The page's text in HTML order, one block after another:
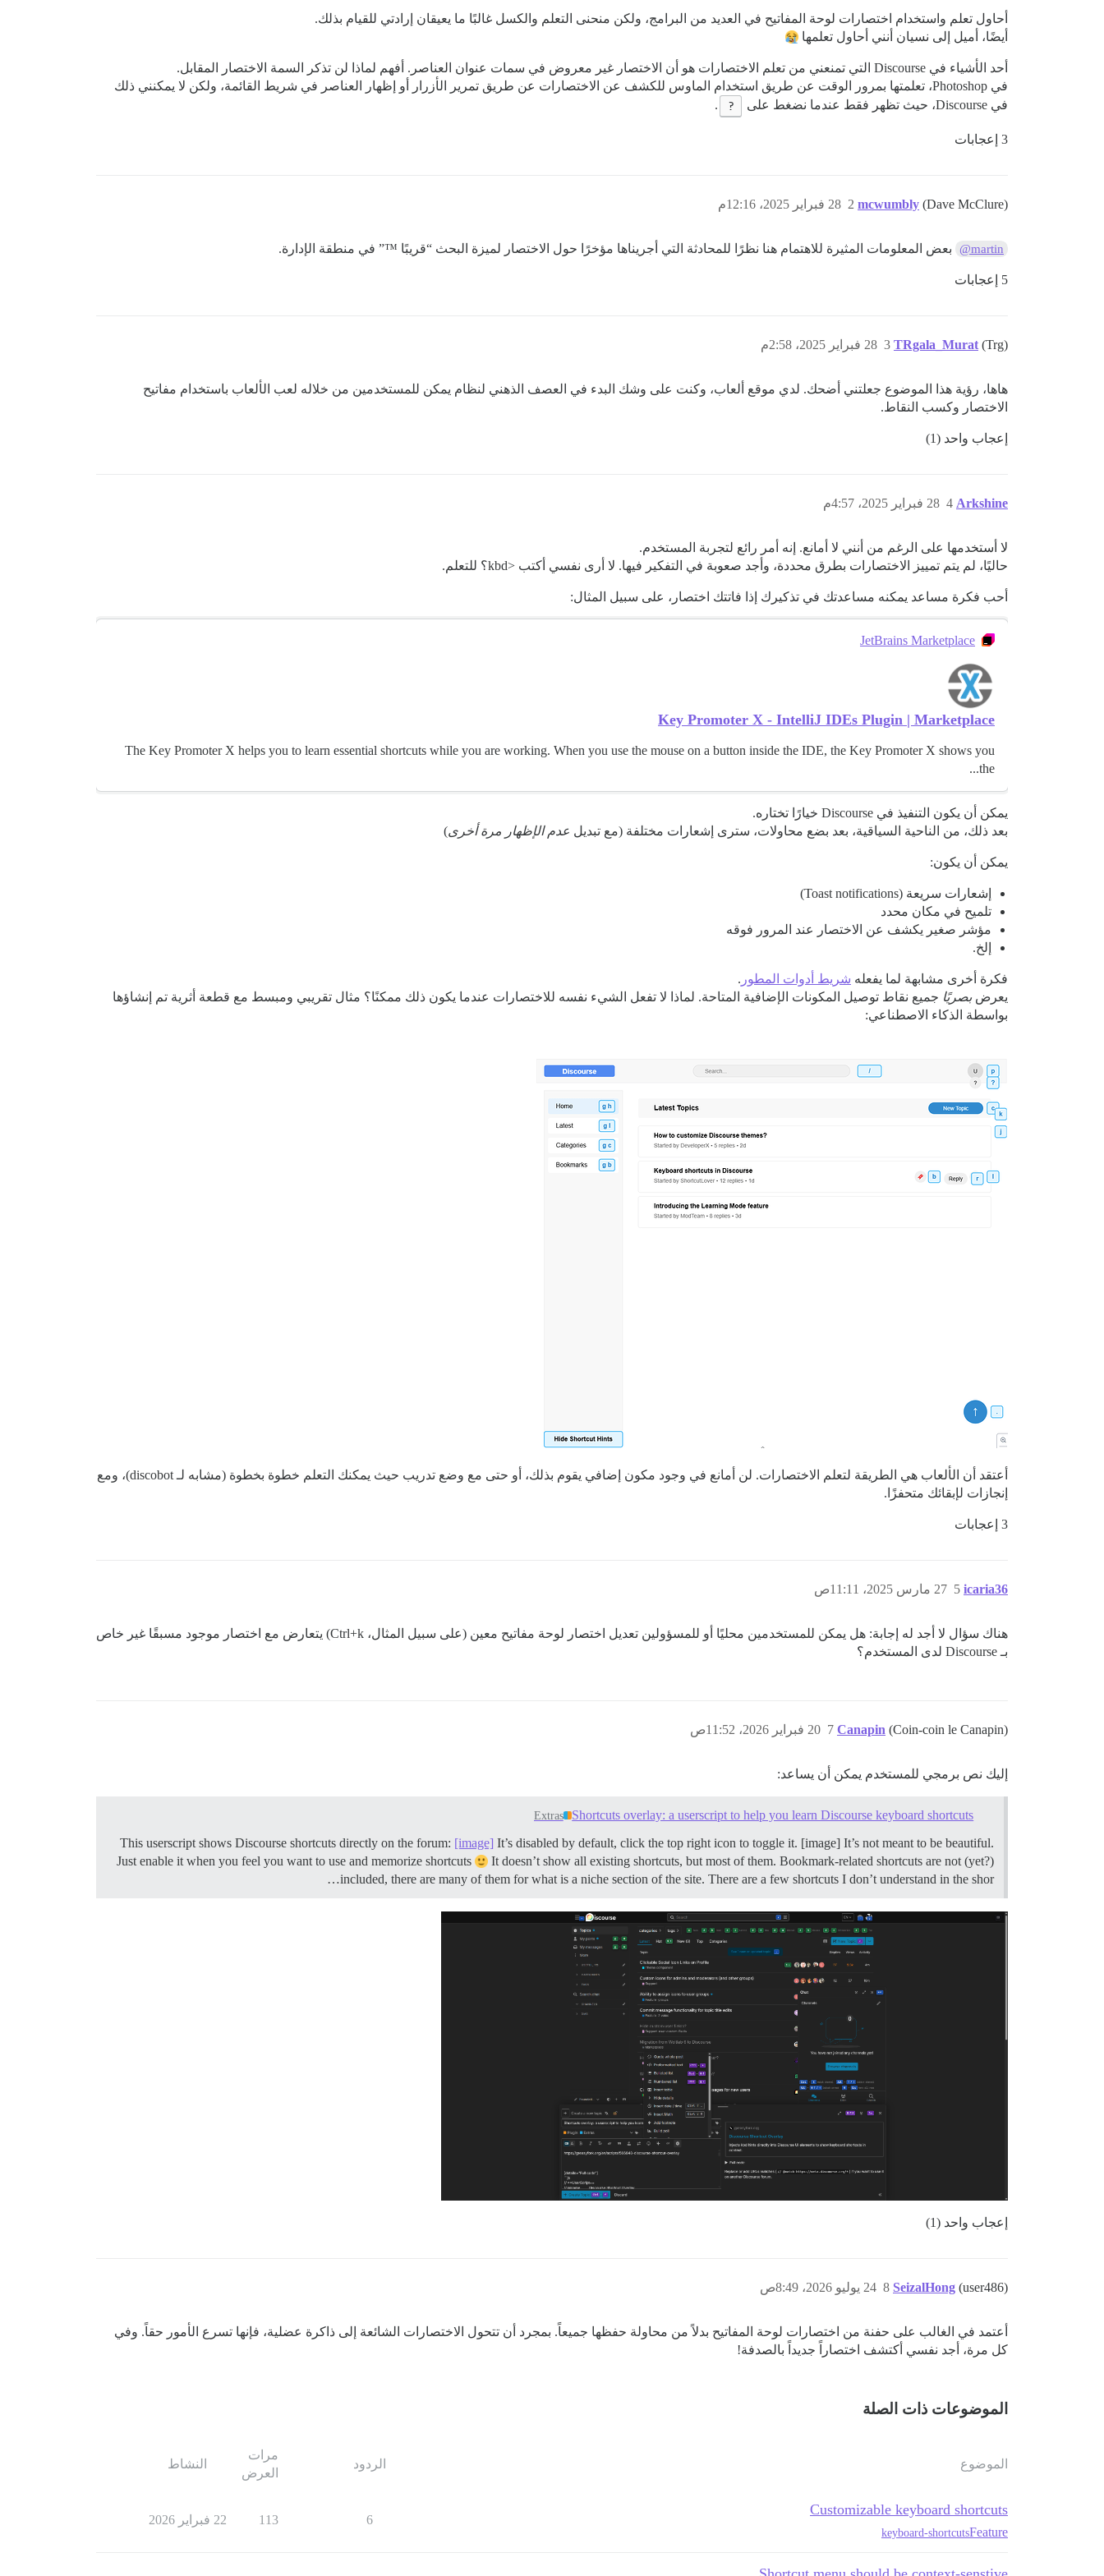
أحاول تعلم واستخدام اختصارات لوحة المفاتيح في العديد من البرامج، ولكن منحنى التعلم والكسل غالبًا ما يعيقان إرادتي للقيام بذلك.
أيضًا، أميل إلى نسيان أنني أحاول تعلمها
أحد الأشياء في Discourse التي تمنعني من تعلم الاختصارات هو أن الاختصار غير معروض في سمات عنوان العناصر. أفهم لماذا لن تذكر السمة الاختصار المقابل.
في Photoshop، تعلمتها بمرور الوقت عن طريق استخدام الماوس للكشف عن الاختصارات عن طريق تمرير الأزرار أو إظهار العناصر في شريط القائمة، ولكن لا يمكنني ذلك
في Discourse، حيث تظهر فقط عندما نضغط على
?
.
3 إعجابات
mcwumbly (Dave McClure) 28 فبراير 2025، 12:16م 2
@martin بعض المعلومات المثيرة للاهتمام هنا نظرًا للمحادثة التي أجريناها مؤخرًا حول الاختصار لميزة البحث “قريبًا ™” في منطقة الإدارة.
5 إعجابات
TRgala_Murat (Trg) 28 فبراير 2025، 2:58م 3
هاها، رؤية هذا الموضوع جعلتني أضحك. لدي موقع ألعاب، وكنت على وشك البدء في العصف الذهني لنظام يمكن للمستخدمين من خلاله لعب الألعاب باستخدام مفاتيح
الاختصار وكسب النقاط.
إعجاب واحد (1)
Arkshine 28 فبراير 2025، 4:57م 4
لا أستخدمها على الرغم من أنني لا أمانع. إنه أمر رائع لتجربة المستخدم.
حاليًا، لم يتم تمييز الاختصارات بطرق محددة، وأجد صعوبة في التفكير فيها. لا أرى نفسي أكتب <kbd؟ للتعلم.
أحب فكرة مساعد يمكنه مساعدتك في تذكيرك إذا فاتتك اختصار، على سبيل المثال:
JetBrains Marketplace
Key Promoter X - IntelliJ IDEs Plugin | Marketplace
The Key Promoter X helps you to learn essential shortcuts while you are working. When you use the mouse on a button inside the IDE, the Key Promoter X shows you
the...
يمكن أن يكون التنفيذ في Discourse خيارًا تختاره.
بعد ذلك، من الناحية السياقية، بعد بضع محاولات، سترى إشعارات مختلفة (مع تبديل عدم الإظهار مرة أخرى)
يمكن أن يكون:
إشعارات سريعة (Toast notifications)
تلميح في مكان محدد
مؤشر صغير يكشف عن الاختصار عند المرور فوقه
إلخ.
فكرة أخرى مشابهة لما يفعله شريط أدوات المطور .
يعرض بصريًا جميع نقاط توصيل المكونات الإضافية المتاحة. لماذا لا تفعل الشيء نفسه للاختصارات عندما يكون ذلك ممكنًا؟ مثال تقريبي ومبسط مع قطعة أثرية تم إنشاؤها
بواسطة الذكاء الاصطناعي:
أعتقد أن الألعاب هي الطريقة لتعلم الاختصارات. لن أمانع في وجود مكون إضافي يقوم بذلك، أو حتى مع وضع تدريب حيث يمكنك التعلم خطوة بخطوة (مشابه لـ discobot)، ومع
إنجازات لإبقائك متحفزًا.
3 إعجابات
icaria36 27 مارس 2025، 11:11ص 5
هناك سؤال لا أجد له إجابة: هل يمكن للمستخدمين محليًا أو للمسؤولين تعديل اختصار لوحة مفاتيح معين (على سبيل المثال، Ctrl+k) يتعارض مع اختصار موجود مسبقًا غير خاص
بـ Discourse لدى المستخدم؟
Canapin (Coin-coin le Canapin) 20 فبراير 2026، 11:52ص 7
إليك نص برمجي للمستخدم يمكن أن يساعد:
Shortcuts overlay: a userscript to help you learn Discourse keyboard shortcuts
Extras
This userscript shows Discourse shortcuts directly on the forum: [image] It’s disabled by default, click the top right icon to toggle it. [image] It’s not meant to be beautiful.
Just enable it when you feel you want to use and memorize shortcuts
It doesn’t show all existing shortcuts, but most of them. Bookmark-related shortcuts are not (yet?)
included, there are many of them for what is a niche section of the site. There are a few shortcuts I don’t understand in the shor…
إعجاب واحد (1)
SeizalHong (user486) 24 يوليو 2026، 8:49ص 8
أعتمد في الغالب على حفنة من اختصارات لوحة المفاتيح بدلاً من محاولة حفظها جميعاً. بمجرد أن تتحول الاختصارات الشائعة إلى ذاكرة عضلية، فإنها تسرع الأمور حقاً. وفي
كل مرة، أجد نفسي أكتشف اختصاراً جديداً بالصدفة!
الموضوعات ذات الصلة
الموضوع الردود
مرات
العرض
النشاط
Customizable keyboard shortcuts
Feature
keyboard-shortcuts
6
113 22 فبراير 2026